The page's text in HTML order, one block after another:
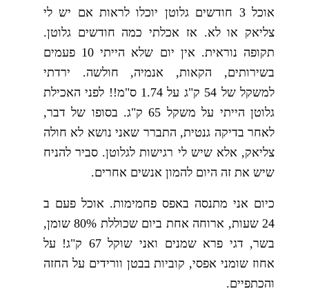
אוכל 3 חודשים גלוטן יוכלו לראות אם יש לי
צליאק או לא. אז אכלתי כמה חודשים גלוטן.
תקופה נוראית. אין יום שלא הייתי 10 פעמים
בשירותים, הקאות, אנמיה, חולשה. ירדתי
למשקל של 54 ק"ג על 1.74 ס"מ!! לפני האכילת
גלוטן הייתי על משקל 65 ק"ג. בסופו של דבר,
לאחר בדיקה גנטית, התברר שאני נושא לא חולה
צליאק, אלא שיש לי רגישות לגלוטן. סביר להניח
שיש את זה היום להמון אנשים אחרים.
כיום אני מתנסה באפס פחמימות. אוכל פעם ב
24 שעות, ארוחה אחת ביום שכוללת 80% שומן,
בשר, דגי פרא שמנים ואני שוקל 67 ק"ג! על
אחוז שומני אפסי, קוביות בבטן וורידים על החזה
והכתפיים.